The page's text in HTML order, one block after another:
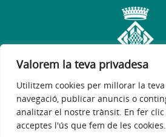
Valorem la teva privadesa
Utilitzem cookies per millorar la
navegació, publicar anuncis o
analitzar el nostre trànsit. En fer
acceptes l'ús que fem de les cookies.
Avís legal Política de privacitat